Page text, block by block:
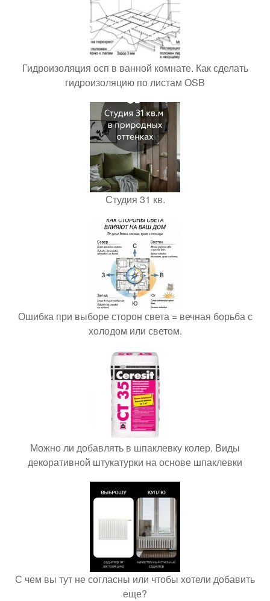
Гидроизоляция осп в ванной комнате. Как сделать
гидроизоляцию по листам OSB
Студия 31 кв.
Ошибка при выборе сторон света = вечная борьба с
холодом или светом.
Можно ли добавлять в шпаклевку колер. Виды
декоративной штукатурки на основе шпаклевки
С чем вы тут не согласны или чтобы хотели добавить
еще?